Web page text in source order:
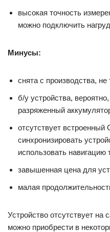
высокая точность
можно подключить
Минусы:
снята с производства,
б/у устройства,
разряженный
отсутствует встроенный
синхронизировать
использовать навигацию
завышенная цена для
малая
Устройство отсутствует на
можно приобрести в